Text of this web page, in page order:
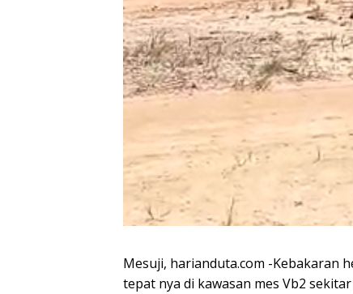
Mesuji, harianduta.com -Kebakaran
tepat nya di kawasan mes Vb2